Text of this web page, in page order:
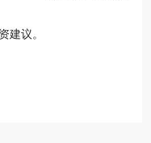
建议。